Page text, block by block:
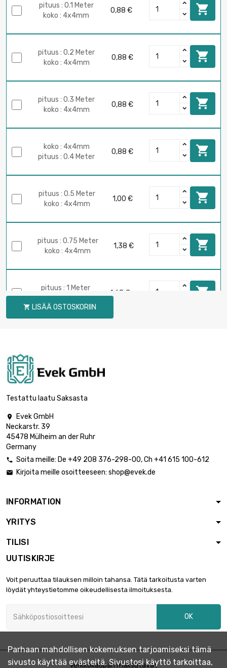
pituus : 0.1 Meter
koko : 4x4mm
0,88 € 
pituus : 0.2 Meter
koko : 4x4mm
0,88 € 
pituus : 0.3 Meter
koko : 4x4mm
0,88 € 
koko : 4x4mm
pituus : 0.4 Meter
0,88 € 
pituus : 0.5 Meter
koko : 4x4mm
1,00 € 
pituus : 0.75 Meter
koko : 4x4mm
1,38 € 
pituus : 1 Meter
koko : 4x4mm
1,68 € 
pituus : 0.3 Meter
koko : 5x5mm
koko : 5x5mm
koko : 5x5mm
1,54 € 
pituus : 1 Meter
pituus : 0.1 Meter
 LISÄÄ OSTOSKORIIN
Testattu laatu Saksasta

Evek GmbH
Neckarstr. 39
45478 Mülheim an der Ruhr
Germany
 Soita meille: De +49 208 376-298-00, Ch +41 615 100-612
 Kirjoita meille osoitteeseen: shop@evek.de
INFORMATION
YRITYS
TILISI
UUTISKIRJE
Voit peruuttaa tilauksen milloin tahansa. Tätä tarkoitusta varten
löydät yhteystietomme oikeudellisesta ilmoituksesta.
OK
Verkkokaupan maksutavat
Parhaan mahdollisen kokemuksen tarjoamiseksi tämä
sivusto käyttää evästeitä. Sivustosi käyttö tarkoittaa,